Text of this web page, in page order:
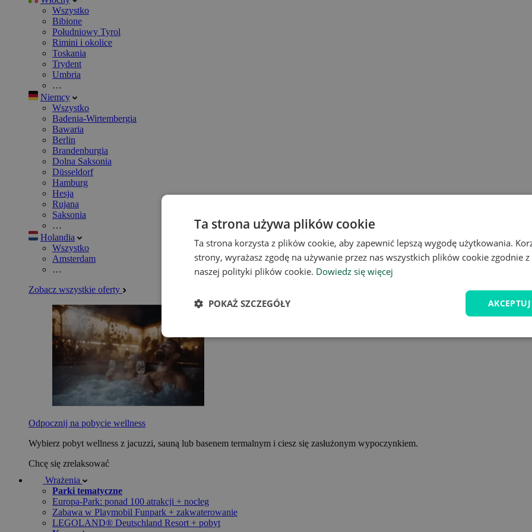
Wszystko
Bibione
Południowy Tyrol
Rimini i okolice
Toskania
Trydent
Umbria
…
Niemcy
Wszystko
Badenia-Wirtembergia
Bawaria
Berlin
Brandenburgia
Dolna Saksonia
Düsseldorf
Hamburg
Hesja
Rujana
Saksonia
…
Holandia
Wszystko
Amsterdam
…
Zobacz wszystkie oferty
Odpocznij na pobycie wellness
Wybierz pobyt wellness z jacuzzi, sauną lub basenem termalnym i ciesz się zasłużonym wypoczynkiem.
Chcę się zrelaksować
Wrażenia
Parki tematyczne
Europa-Park: ponad 100 atrakcji + nocleg
Zabawa w Playmobil Funpark + zakwaterowanie
LEGOLAND® Deutschland Resort + pobyt
Ta strona używa plików cookie
Ta strona korzysta z plików cookie, aby zapewnić lepszą wygodę użytkowania.
strony, wyrażasz zgodę na używanie przez nas wszystkich plików cookie zgodnie
naszej polityki plików cookie. Dowiedz się więcej
POKAŻ SZCZEGÓŁY